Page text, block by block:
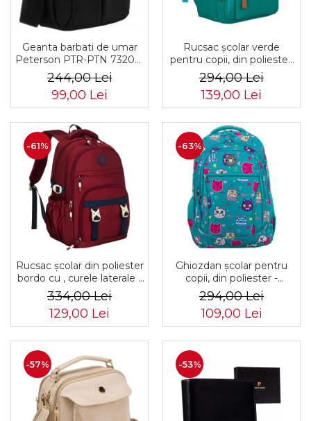
Geanta barbati de umar
Peterson PTR-PTN 73202-
7738 BL
244,00 Lei
99,00 Lei
Rucsac școlar verde
pentru copii, din poliester,
cu bretele reglabile -
Peterson PTR-PTN BHX-
01-9259 Gree
294,00 Lei
139,00 Lei
-61%
Rucsac școlar din poliester
bordo cu , curele laterale -
Peterson PTR-PTN 8594-
1402 BORDO
334,00 Lei
129,00 Lei
-63%
Ghiozdan școlar pentru
copii, din poliester -
Peterson PTR-PTN
BIEDRONKA G28
294,00 Lei
109,00 Lei
-57% -53%